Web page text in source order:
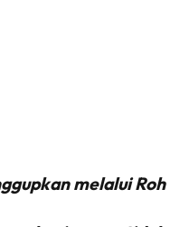
melalui Roh